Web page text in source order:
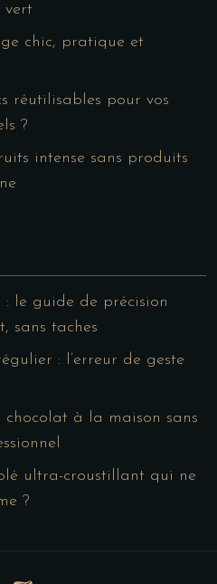
vert
chic, pratique et
réutilisables pour vos
?
intense sans produits
le guide de précision
sans taches
: l’erreur de geste
chocolat à la maison sans
ultra-croustillant qui ne
?